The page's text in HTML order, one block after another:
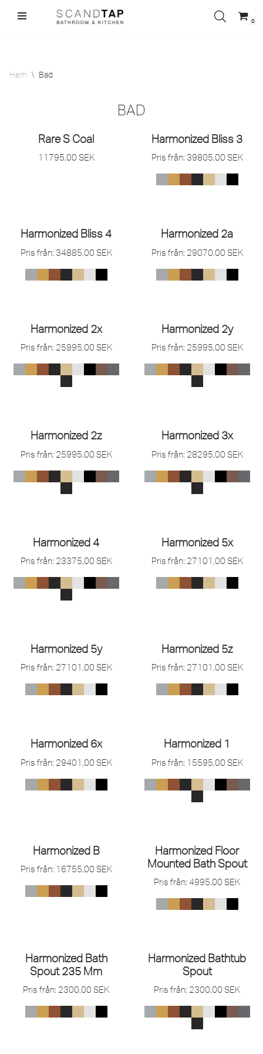
0
Hem \ Bad
BAD
Rare S Coal
11795,00 SEK
Harmonized Bliss 3
Pris från: 39805,00 SEK
Harmonized Bliss 4
Pris från: 34885,00 SEK
Harmonized 2a
Pris från: 29070,00 SEK
Harmonized 2x
Pris från: 25995,00 SEK
Harmonized 2y
Pris från: 25995,00 SEK
Harmonized 2z
Pris från: 25995,00 SEK
Harmonized 3x
Pris från: 28295,00 SEK
Harmonized 4
Pris från: 23375,00 SEK
Harmonized 5x
Pris från: 27101,00 SEK
Harmonized 5y
Pris från: 27101,00 SEK
Harmonized 5z
Pris från: 27101,00 SEK
Harmonized 6x
Pris från: 29401,00 SEK
Harmonized 1
Pris från: 15595,00 SEK
Harmonized B
Pris från: 16755,00 SEK
Harmonized Floor
Mounted Bath Spout
Pris från: 4995,00 SEK
Harmonized Bath
Spout 235 Mm
Pris från: 2300,00 SEK
Harmonized Bathtub
Spout
Pris från: 2300,00 SEK